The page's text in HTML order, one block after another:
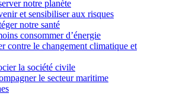
notre planète
et sensibiliser aux risques
notre santé
consommer d’énergie
contre le changement climatique et
la société civile
le secteur maritime